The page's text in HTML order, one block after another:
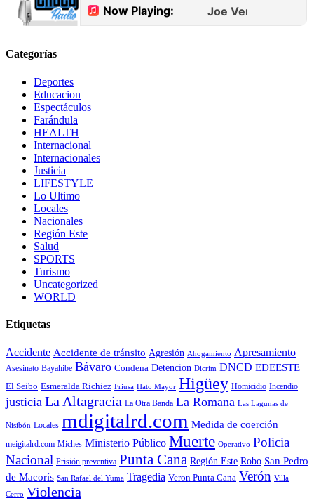
Categorías
Deportes
Educacion
Espectáculos
Farándula
HEALTH
Internacional
Internacionales
Justicia
LIFESTYLE
Lo Ultimo
Locales
Nacionales
Región Este
Salud
SPORTS
Turismo
Uncategorized
WORLD
Etiquetas
Accidente Accidente de tránsito Agresión Ahogamiento Apresamiento
Asesinato Bayahibe Bávaro Condena Detencion Dicrim DNCD EDEESTE
El Seibo Esmeralda Richiez Friusa Hato Mayor Higüey Homicidio Incendio
justicia La Altagracia La Otra Banda La Romana Las Lagunas de
Nisibón Locales mdigitalrd.com Medida de coerción
meigitalrd.com Miches Ministerio Público Muerte Operativo Policia
Nacional Prisión preventiva Punta Cana Región Este Robo San Pedro
de Macorís San Rafael del Yuma Tragedia Veron Punta Cana Verón Villa
Cerro Violencia